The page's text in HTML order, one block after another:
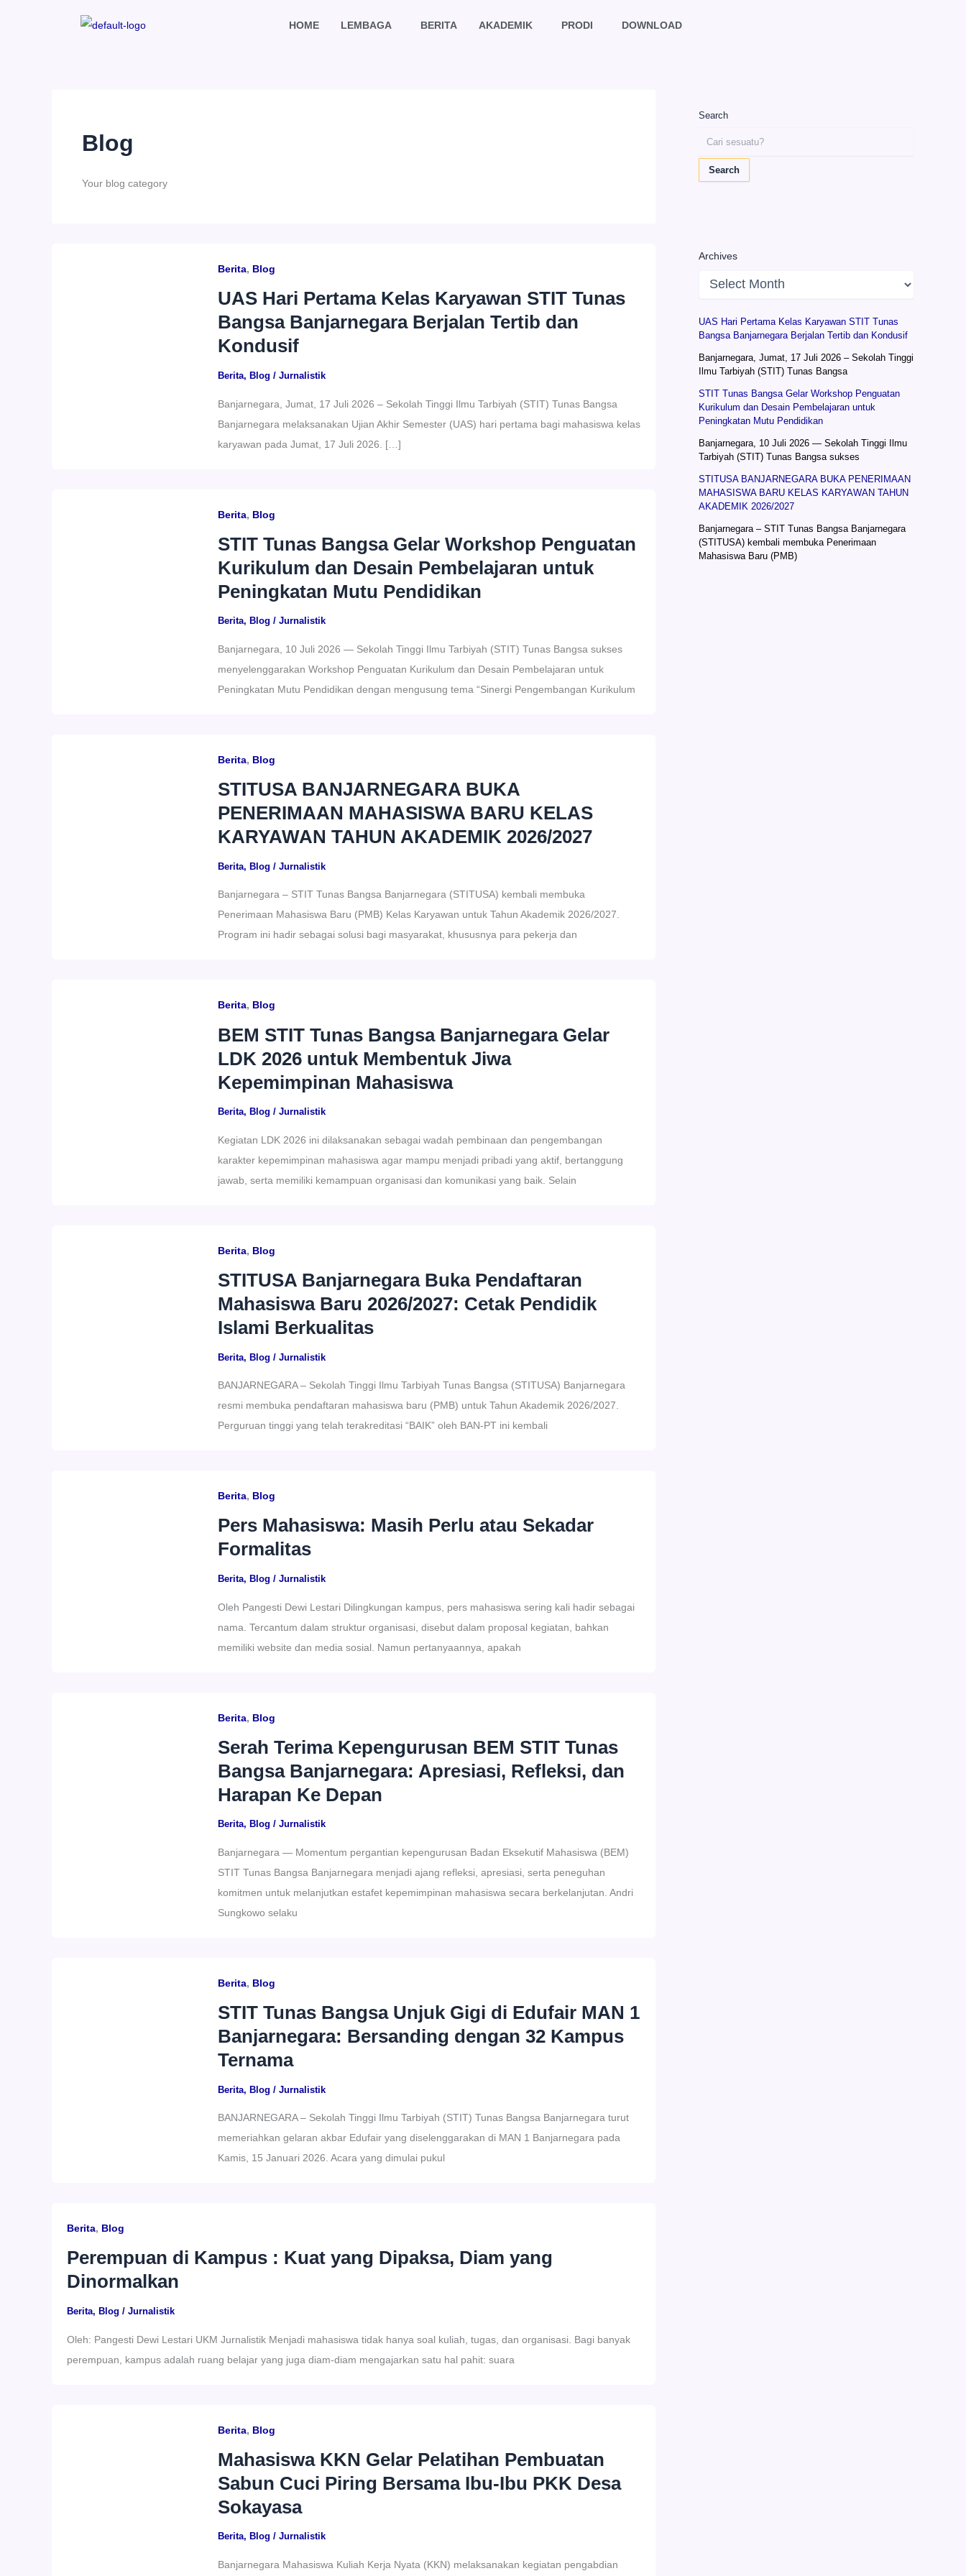
HOME LEMBAGA BERITA AKADEMIK PRODI DOWNLOAD
Blog
Your blog category
Berita, Blog
UAS Hari Pertama Kelas Karyawan STIT Tunas
Bangsa Banjarnegara Berjalan Tertib dan
Kondusif
Berita, Blog / Jurnalistik
Banjarnegara, Jumat, 17 Juli 2026 – Sekolah Tinggi Ilmu Tarbiyah (STIT) Tunas Bangsa
Banjarnegara melaksanakan Ujian Akhir Semester (UAS) hari pertama bagi mahasiswa kelas
karyawan pada Jumat, 17 Juli 2026. […]
Berita, Blog
STIT Tunas Bangsa Gelar Workshop Penguatan
Kurikulum dan Desain Pembelajaran untuk
Peningkatan Mutu Pendidikan
Berita, Blog / Jurnalistik
Banjarnegara, 10 Juli 2026 — Sekolah Tinggi Ilmu Tarbiyah (STIT) Tunas Bangsa sukses
menyelenggarakan Workshop Penguatan Kurikulum dan Desain Pembelajaran untuk
Peningkatan Mutu Pendidikan dengan mengusung tema “Sinergi Pengembangan Kurikulum
Berita, Blog
STITUSA BANJARNEGARA BUKA
PENERIMAAN MAHASISWA BARU KELAS
KARYAWAN TAHUN AKADEMIK 2026/2027
Berita, Blog / Jurnalistik
Banjarnegara – STIT Tunas Bangsa Banjarnegara (STITUSA) kembali membuka
Penerimaan Mahasiswa Baru (PMB) Kelas Karyawan untuk Tahun Akademik 2026/2027.
Program ini hadir sebagai solusi bagi masyarakat, khususnya para pekerja dan
Berita, Blog
BEM STIT Tunas Bangsa Banjarnegara Gelar
LDK 2026 untuk Membentuk Jiwa
Kepemimpinan Mahasiswa
Berita, Blog / Jurnalistik
Kegiatan LDK 2026 ini dilaksanakan sebagai wadah pembinaan dan pengembangan
karakter kepemimpinan mahasiswa agar mampu menjadi pribadi yang aktif, bertanggung
jawab, serta memiliki kemampuan organisasi dan komunikasi yang baik. Selain
Berita, Blog
STITUSA Banjarnegara Buka Pendaftaran
Mahasiswa Baru 2026/2027: Cetak Pendidik
Islami Berkualitas
Berita, Blog / Jurnalistik
BANJARNEGARA – Sekolah Tinggi Ilmu Tarbiyah Tunas Bangsa (STITUSA) Banjarnegara
resmi membuka pendaftaran mahasiswa baru (PMB) untuk Tahun Akademik 2026/2027.
Perguruan tinggi yang telah terakreditasi “BAIK” oleh BAN-PT ini kembali
Berita, Blog
Pers Mahasiswa: Masih Perlu atau Sekadar
Formalitas
Berita, Blog / Jurnalistik
Oleh Pangesti Dewi Lestari Dilingkungan kampus, pers mahasiswa sering kali hadir sebagai
nama. Tercantum dalam struktur organisasi, disebut dalam proposal kegiatan, bahkan
memiliki website dan media sosial. Namun pertanyaannya, apakah
Berita, Blog
Serah Terima Kepengurusan BEM STIT Tunas
Bangsa Banjarnegara: Apresiasi, Refleksi, dan
Harapan Ke Depan
Berita, Blog / Jurnalistik
Banjarnegara — Momentum pergantian kepengurusan Badan Eksekutif Mahasiswa (BEM)
STIT Tunas Bangsa Banjarnegara menjadi ajang refleksi, apresiasi, serta peneguhan
komitmen untuk melanjutkan estafet kepemimpinan mahasiswa secara berkelanjutan. Andri
Sungkowo selaku
Berita, Blog
STIT Tunas Bangsa Unjuk Gigi di Edufair MAN 1
Banjarnegara: Bersanding dengan 32 Kampus
Ternama
Berita, Blog / Jurnalistik
BANJARNEGARA – Sekolah Tinggi Ilmu Tarbiyah (STIT) Tunas Bangsa Banjarnegara turut
memeriahkan gelaran akbar Edufair yang diselenggarakan di MAN 1 Banjarnegara pada
Kamis, 15 Januari 2026. Acara yang dimulai pukul
Berita, Blog
Perempuan di Kampus : Kuat yang Dipaksa, Diam yang
Dinormalkan
Berita, Blog / Jurnalistik
Oleh: Pangesti Dewi Lestari UKM Jurnalistik Menjadi mahasiswa tidak hanya soal kuliah, tugas, dan organisasi. Bagi banyak
perempuan, kampus adalah ruang belajar yang juga diam-diam mengajarkan satu hal pahit: suara
Berita, Blog
Mahasiswa KKN Gelar Pelatihan Pembuatan
Sabun Cuci Piring Bersama Ibu-Ibu PKK Desa
Sokayasa
Berita, Blog / Jurnalistik
Banjarnegara Mahasiswa Kuliah Kerja Nyata (KKN) melaksanakan kegiatan pengabdian
Search
Search
Archives
UAS Hari Pertama Kelas Karyawan STIT Tunas
Bangsa Banjarnegara Berjalan Tertib dan Kondusif
Banjarnegara, Jumat, 17 Juli 2026 – Sekolah Tinggi
Ilmu Tarbiyah (STIT) Tunas Bangsa
STIT Tunas Bangsa Gelar Workshop Penguatan
Kurikulum dan Desain Pembelajaran untuk
Peningkatan Mutu Pendidikan
Banjarnegara, 10 Juli 2026 — Sekolah Tinggi Ilmu
Tarbiyah (STIT) Tunas Bangsa sukses
STITUSA BANJARNEGARA BUKA PENERIMAAN
MAHASISWA BARU KELAS KARYAWAN TAHUN
AKADEMIK 2026/2027
Banjarnegara – STIT Tunas Bangsa Banjarnegara
(STITUSA) kembali membuka Penerimaan
Mahasiswa Baru (PMB)